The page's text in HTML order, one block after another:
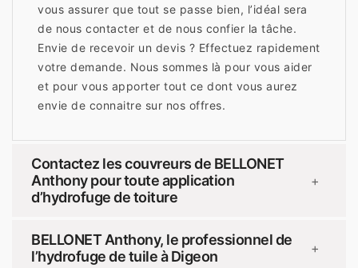
vous assurer que tout se passe bien, l’idéal sera
de nous contacter et de nous confier la tâche.
Envie de recevoir un devis ? Effectuez rapidement
votre demande. Nous sommes là pour vous aider
et pour vous apporter tout ce dont vous aurez
envie de connaitre sur nos offres.
Contactez les couvreurs de BELLONET
Anthony pour toute application
d’hydrofuge de toiture
+
BELLONET Anthony, le professionnel de
l’hydrofuge de tuile à Digeon
+